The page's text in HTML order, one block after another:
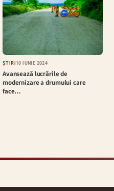
ȘTIRI10 IUNIE 2024
Avansează lucrările de
modernizare a drumului care
face…